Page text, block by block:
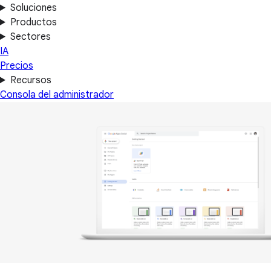
Soluciones
Productos
Sectores
IA
Precios
Recursos
Consola del administrador